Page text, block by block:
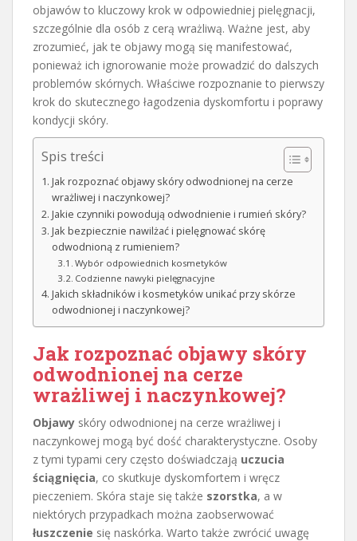
objawów to kluczowy krok w odpowiedniej pielęgnacji,
szczególnie dla osób z cerą wrażliwą. Ważne jest, aby
zrozumieć, jak te objawy mogą się manifestować,
ponieważ ich ignorowanie może prowadzić do dalszych
problemów skórnych. Właściwe rozpoznanie to pierwszy
krok do skutecznego łagodzenia dyskomfortu i poprawy
kondycji skóry.
Spis treści
Jak rozpoznać objawy skóry odwodnionej na cerze
wrażliwej i naczynkowej?
Jakie czynniki powodują odwodnienie i rumień skóry?
Jak bezpiecznie nawilżać i pielęgnować skórę
odwodnioną z rumieniem?
Wybór odpowiednich kosmetyków
Codzienne nawyki pielęgnacyjne
Jakich składników i kosmetyków unikać przy skórze
odwodnionej i naczynkowej?
Jak rozpoznać objawy skóry
odwodnionej na cerze
wrażliwej i naczynkowej?
Objawy skóry odwodnionej na cerze wrażliwej i
naczynkowej mogą być dość charakterystyczne. Osoby
z tymi typami cery często doświadczają uczucia
ściągnięcia, co skutkuje dyskomfortem i wręcz
pieczeniem. Skóra staje się także szorstka, a w
niektórych przypadkach można zaobserwować
łuszczenie się naskórka. Warto także zwrócić uwagę